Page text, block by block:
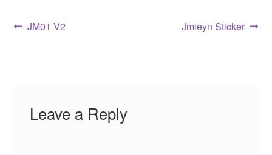
Post
Previous
JM01 V2
Next
Jmieyn Sticker
Leave a Reply